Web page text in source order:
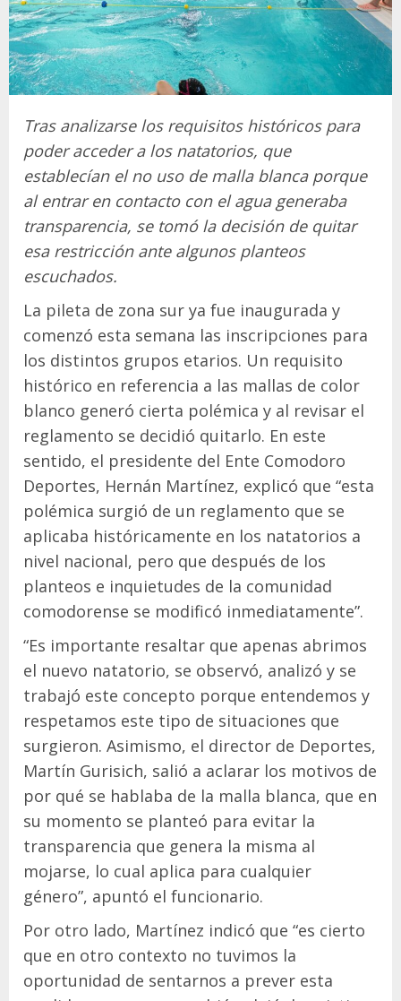
Tras analizarse los requisitos históricos para
poder acceder a los natatorios, que
establecían el no uso de malla blanca porque
al entrar en contacto con el agua generaba
transparencia, se tomó la decisión de quitar
esa restricción ante algunos planteos
escuchados.
La pileta de zona sur ya fue inaugurada y
comenzó esta semana las inscripciones para
los distintos grupos etarios. Un requisito
histórico en referencia a las mallas de color
blanco generó cierta polémica y al revisar el
reglamento se decidió quitarlo. En este
sentido, el presidente del Ente Comodoro
Deportes, Hernán Martínez, explicó que “esta
polémica surgió de un reglamento que se
aplicaba históricamente en los natatorios a
nivel nacional, pero que después de los
planteos e inquietudes de la comunidad
comodorense se modificó inmediatamente”.
“Es importante resaltar que apenas abrimos
el nuevo natatorio, se observó, analizó y se
trabajó este concepto porque entendemos y
respetamos este tipo de situaciones que
surgieron. Asimismo, el director de Deportes,
Martín Gurisich, salió a aclarar los motivos de
por qué se hablaba de la malla blanca, que en
su momento se planteó para evitar la
transparencia que genera la misma al
mojarse, lo cual aplica para cualquier
género”, apuntó el funcionario.
Por otro lado, Martínez indicó que “es cierto
que en otro contexto no tuvimos la
oportunidad de sentarnos a prever esta